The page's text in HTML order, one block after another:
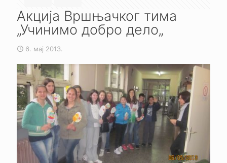
Акција Вршњачког тима
„Учинимо добро дело„
6. мај 2013.